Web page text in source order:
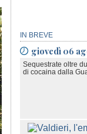
IN BREVE
giovedì 06
Sequestrate oltre
di cocaina dalla